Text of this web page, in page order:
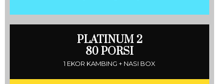
PLATINUM 2
80 PORSI
1 EKOR KAMBING + NASI BOX